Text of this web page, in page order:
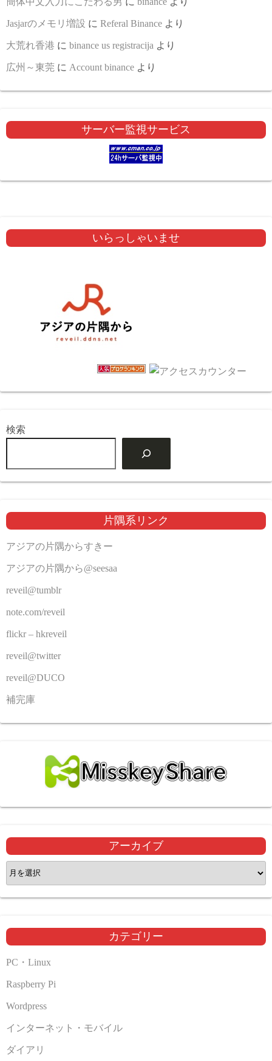
Jasjarのメモリ増設 に Referal Binance より
大荒れ香港 に binance us registracija より
広州～東莞 に Account binance より
サーバー監視サービス
いらっしゃいませ
検索
片隅系リンク
アジアの片隅からすきー
アジアの片隅から@seesaa
reveil@tumblr
note.com/reveil
flickr – hkreveil
reveil@twitter
reveil@DUCO
補完庫
アーカイブ
ア
ー
カ
ブ
カテゴリー
PC・Linux
Raspberry Pi
Wordpress
インターネット・モバイル
ダイアリ